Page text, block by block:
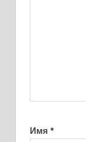
Имя *